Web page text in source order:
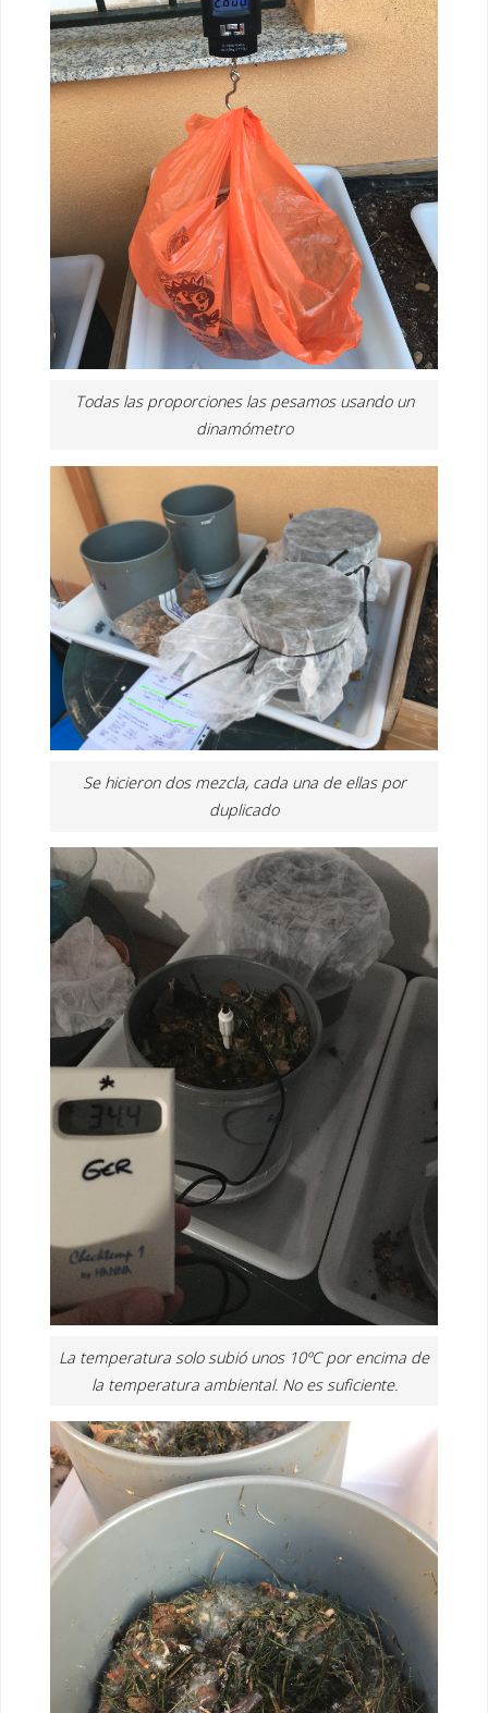
Todas las proporciones las pesamos usando un
dinamómetro
Se hicieron dos mezcla, cada una de ellas por
duplicado
La temperatura solo subió unos 10ºC por encima de
la temperatura ambiental. No es suficiente.